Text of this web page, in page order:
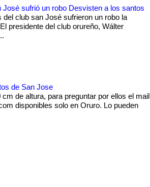
José sufrió un robo Desvisten a los santos
del club san José sufrieron un robo la
presidente del club orureño, Wálter
de San Jose
de altura, para preguntar por ellos el mail
disponibles solo en Oruro. Lo pueden